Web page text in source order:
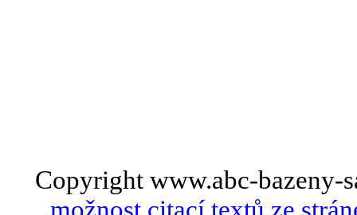
Copyright www.abc-bazeny-